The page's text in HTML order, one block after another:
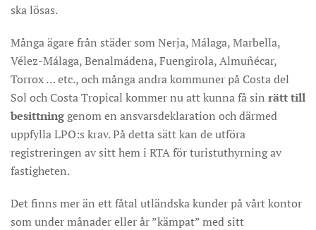
ska lösas.
Många ägare från städer som Nerja, Málaga, Marbella,
Vélez-Málaga, Benalmádena, Fuengirola, Almuñécar,
Torrox … etc., och många andra kommuner på Costa del
Sol och Costa Tropical kommer nu att kunna få sin rätt till
besittninggenom en ansvarsdeklaration och därmed
uppfylla LPO:s krav. På detta sätt kan de utföra
registreringen av sitt hem i RTA för turistuthyrning av
fastigheten.
Det finns mer än ett fåtal utländska kunder på vårt kontor
som under månader eller år ”kämpat” med sitt